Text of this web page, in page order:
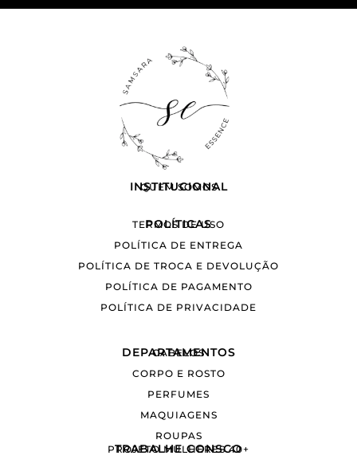
INSTITUCIONAL
QUEM SOMOS
POLÍTICAS
TERMOS DE USO
POLÍTICA DE ENTREGA
POLÍTICA DE TROCA E DEVOLUÇÃO
POLÍTICA DE PAGAMENTO
POLÍTICA DE PRIVACIDADE
DEPARTAMENTOS
CABELOS
CORPO E ROSTO
PERFUMES
MAQUIAGENS
ROUPAS
TRABALHE CONSCO
PROJETO MULHERES 40+